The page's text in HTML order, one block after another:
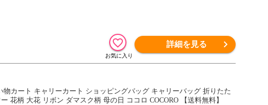
詳細を見る
カート キャリーカート ショッピングバッグ キャリーバッグ 折りたた
花柄 大花 リボン ダマスク柄 母の日 ココロ COCORO 【送料無料】